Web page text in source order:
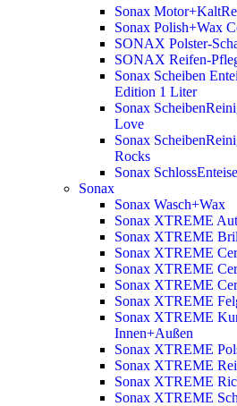
Sonax
Sonax Polish+Wax
SONAX Polster-
SONAX Reifen-
Sonax Scheiben
Edition 1 Liter
Sonax
Love
Sonax
Rocks
Sonax
Sonax
Sonax Wasch+Wax
Sonax XTREME
Sonax XTREME
Sonax XTREME
Sonax XTREME
Sonax XTREME
Sonax XTREME
Sonax XTREME
Innen+Außen
Sonax XTREME
Sonax XTREME
Sonax XTREME
Sonax XTREME